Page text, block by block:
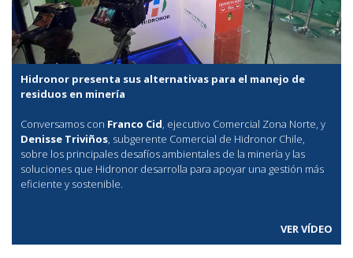
Hidronor presenta sus alternativas para el manejo de
residuos en minería
Conversamos con Franco Cid, ejecutivo Comercial Zona Norte, y
Denisse Triviños, subgerente Comercial de Hidronor Chile,
sobre los principales desafíos ambientales de la minería y las
soluciones que Hidronor desarrolla para apoyar una gestión más
eficiente y sostenible.
VER VÍDEO